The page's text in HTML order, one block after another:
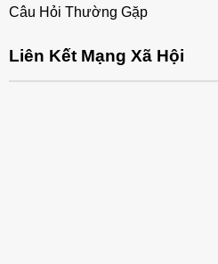
Câu Hỏi Thường Gặp
Liên Kết Mạng Xã Hội